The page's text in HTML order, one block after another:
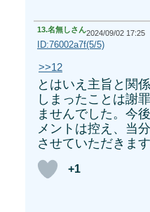
13.名無しさん2024/09/02 17:25
ID:76002a7f(5/5)
>>12
とはいえ主旨と関
しまったことは謝
ませんでした。今
メントは控え、当
させていただきます
+1